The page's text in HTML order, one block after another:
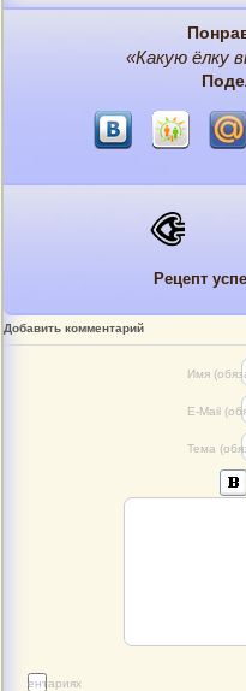
«Какую ёлку
Рецепт
Добавить комментарий
Имя
E-Mail
Тема